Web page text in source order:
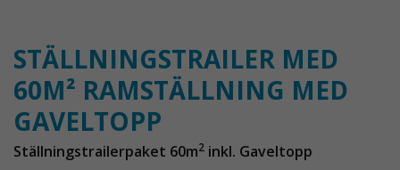
STÄLLNINGSTRAILER MED
60M² RAMSTÄLLNING MED
GAVELTOPP
Ställningstrailerpaket 60m2 inkl. Gaveltopp